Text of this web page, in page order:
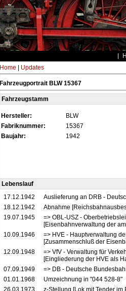
Home Updates
Fahrzeugportrait BLW 15367
Fahrzeugstamm
Hersteller:
BLW
Fabriknummer:
15367
Baujahr:
1942
Lebenslauf
17.12.1942
Auslieferung an DRB -
18.12.1942
Abnahme
19.07.1945
=> OBL-USZ -
[Eisenbahnverwaltung der
10.09.1946
=> HVE - Hauptverwaltung
[Zusammenschluß der
12.09.1948
=> VfV - Verwaltung für
[Eingliederung der HVE als
07.09.1949
=> DB - Deutsche
01.01.1968
Umzeichnung in "044 528-8"
26.03.1973
z-Stellung [Lok mit Tender im